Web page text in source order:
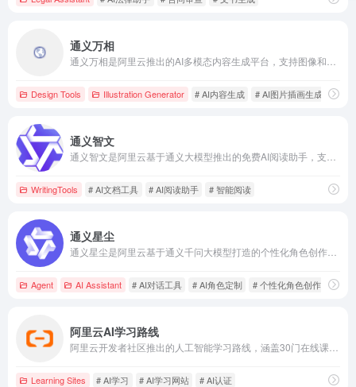
通义万相
Design Tools Illustration Generator # AI内容生成 # AI图片插画生成 # AI
通义智文
WritingTools # AI文档工具 # AI阅读助手 # 智能阅读
通义星尘
Agent AI Assistant # AI对话工具 # AI角色定制 # 个性化角色创作
阿里云AI学习路线
Learning Sites # AI学习 # AI学习网站 # AI认证